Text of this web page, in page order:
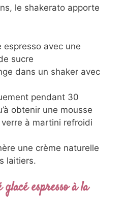
le shakerato apporte
espresso avec une
sucre
dans un shaker avec
pendant 30
obtenir une mousse
à martini refroidi
une crème naturelle
laitiers.
espresso à la